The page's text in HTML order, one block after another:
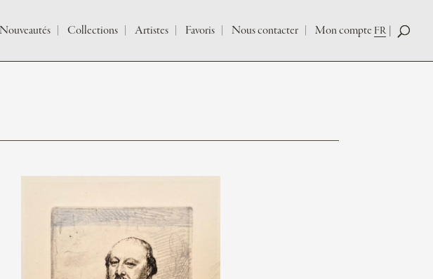
Nouveautés Collections Artistes Favoris Nous contacter Mon compte FR